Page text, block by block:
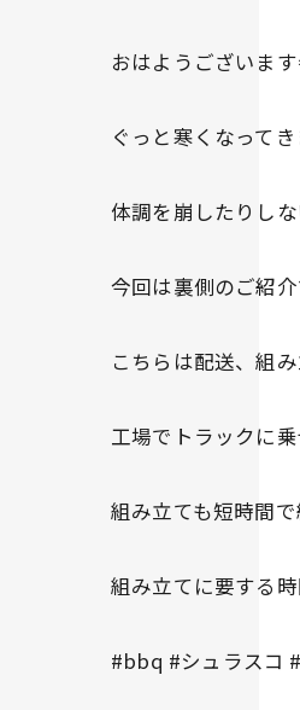
おはようございま
ぐっと寒くなって
体調を崩したりし
今回は裏側のご紹
こちらは配送、組
工場でトラックに
組み立ても短時間
組み立てに要する
#bbq #シュラスコ